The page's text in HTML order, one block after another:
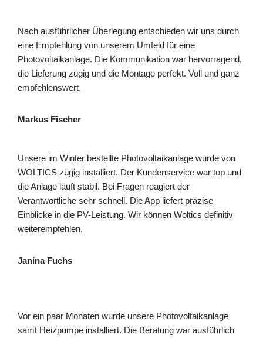
Nach ausführlicher Überlegung entschieden wir uns durch
eine Empfehlung von unserem Umfeld für eine
Photovoltaikanlage. Die Kommunikation war hervorragend,
die Lieferung zügig und die Montage perfekt. Voll und ganz
empfehlenswert.
Markus Fischer
Unsere im Winter bestellte Photovoltaikanlage wurde von
WOLTICS zügig installiert. Der Kundenservice war top und
die Anlage läuft stabil. Bei Fragen reagiert der
Verantwortliche sehr schnell. Die App liefert präzise
Einblicke in die PV-Leistung. Wir können Woltics definitiv
weiterempfehlen.
Janina Fuchs
Vor ein paar Monaten wurde unsere Photovoltaikanlage
samt Heizpumpe installiert. Die Beratung war ausführlich